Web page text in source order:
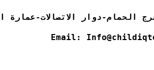
الحمام-دوار الاتصالات-عمارة
Email: